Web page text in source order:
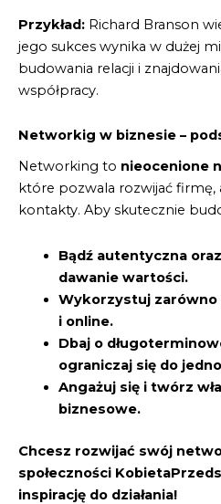
Przykład: Richard Branson
jego sukces wynika w dużej
budowania relacji i
współpracy.
Networkig w biznesie –
Networking to nieocenione
które pozwala rozwijać firmę,
kontakty. Aby skutecznie
Bądź autentyczna
dawanie wartości.
Wykorzystuj
i online.
Dbaj o
ograniczaj się do
Angażuj się i twórz
biznesowe.
Chcesz rozwijać swój
społeczności
inspirację do działania!